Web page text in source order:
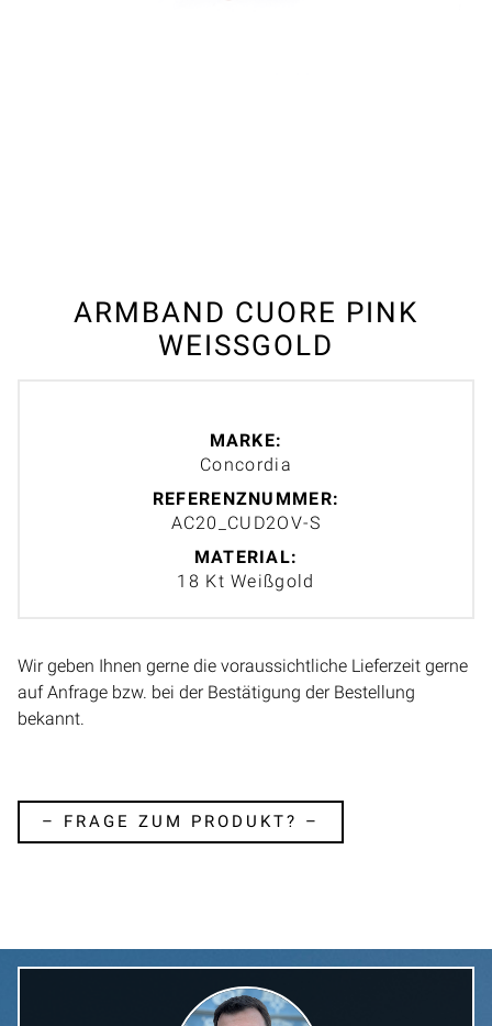
ARMBAND CUORE PINK
WEISSGOLD
MARKE:
Concordia
REFERENZNUMMER:
AC20_CUD2OV-S
MATERIAL:
18 Kt Weißgold
Wir geben Ihnen gerne die voraussichtliche Lieferzeit gerne
auf Anfrage bzw. bei der Bestätigung der Bestellung
bekannt.
– FRAGE ZUM PRODUKT? –